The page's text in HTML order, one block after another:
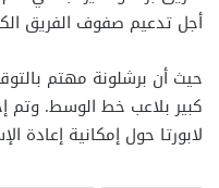
أجل تدعيم صفوف الفريق
حيث أن برشلونة مهتم
كبير بلاعب خط الوسط. وتم
لابورتا حول إمكانية إعادة